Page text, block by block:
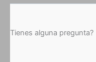
Tienes alguna pregunta?